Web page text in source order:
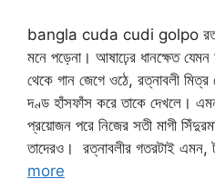
bangla cuda cudi golpo রত্না
মনে পড়েনা। আষাঢ়ের ধানক্ষেত
থেকে গান জেগে ওঠে, রত্নাবলী
দণ্ড হাঁসফাঁস করে তাকে দেখলে।
প্রয়োজন পরে নিজের সতী মাগী
তাদেরও। রত্নাবলীর গতরটাই এমন,
more